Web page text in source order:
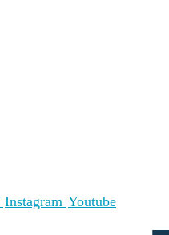
Instagram Youtube